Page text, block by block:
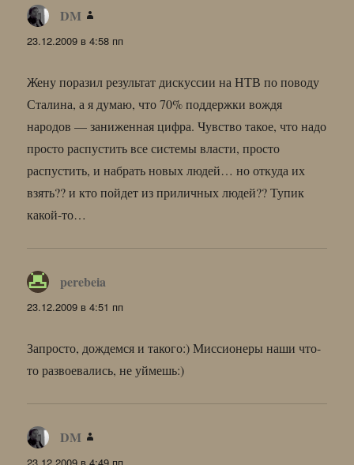
DM
23.12.2009 в 4:58 пп
Жену поразил результат дискуссии на НТВ по поводу
Сталина, а я думаю, что 70% поддержки вождя
народов — заниженная цифра. Чувство такое, что надо
просто распустить все системы власти, просто
распустить, и набрать новых людей… но откуда их
взять?? и кто пойдет из приличных людей?? Тупик
какой-то…
perebeia
23.12.2009 в 4:51 пп
Запросто, дождемся и такого:) Миссионеры наши что-
то развоевались, не уймешь:)
DM